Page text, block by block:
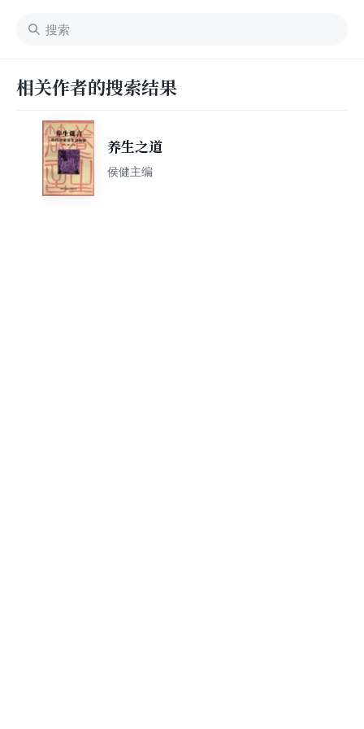
相关作者的搜索结果
养生之道
侯健主编